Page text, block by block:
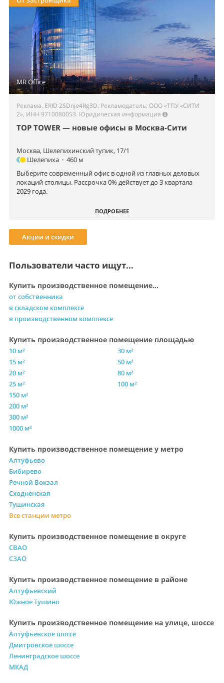
MR Office
Реклама. ERID 2SDnje4Rg3D. Рекламодатель: ООО «ТПУ «СИТИ
2», ИНН 9710080053. Юридическая информация
TOP TOWER — новые офисы в Москва-Сити
Москва, Шелепихинский тупик, 17/1
Шелепиха • 460 м
Выберите современный офис в одной из главных деловых
локаций столицы. Рассрочка 0% действует до 3 квартала
2029 года.
ПОДРОБНЕЕ
Акции и скидки
Пользователи часто ищут...
Купить производственное помещение...
от собственника
в складском комплексе
в производственном комплексе
Купить производственное помещение площадью
10 м²
15 м²
20 м²
25 м²
30 м²
50 м²
80 м²
100 м²
150 м²
200 м²
300 м²
1000 м²
Купить производственное помещение у метро
Алтуфьево
Бибирево
Речной Вокзал
Сходненская
Тушинская
Все станции метро
Купить производственное помещение в округе
СВАО
СЗАО
Купить производственное помещение в районе
Алтуфьевский
Южное Тушино
Купить производственное помещение на улице, шоссе
Алтуфьевское шоссе
Дмитровское шоссе
Ленинградское шоссе
МКАД